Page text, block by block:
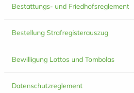
Bestattungs- und Friedhofsreglement
Bestellung Strafregisterauszug
Bewilligung Lottos und Tombolas
Datenschutzreglement